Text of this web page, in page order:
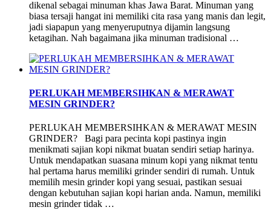
dikenal sebagai minuman khas Jawa Barat. Minuman yang
biasa tersaji hangat ini memiliki cita rasa yang manis dan legit,
jadi siapapun yang menyeruputnya dijamin langsung
ketagihan. Nah bagaimana jika minuman tradisional …
PERLUKAH MEMBERSIHKAN & MERAWAT
MESIN GRINDER?
PERLUKAH MEMBERSIHKAN & MERAWAT MESIN
GRINDER? Bagi para pecinta kopi pastinya ingin
menikmati sajian kopi nikmat buatan sendiri setiap harinya.
Untuk mendapatkan suasana minum kopi yang nikmat tentu
hal pertama harus memiliki grinder sendiri di rumah. Untuk
memilih mesin grinder kopi yang sesuai, pastikan sesuai
dengan kebutuhan sajian kopi harian anda. Namun, memiliki
mesin grinder tidak …